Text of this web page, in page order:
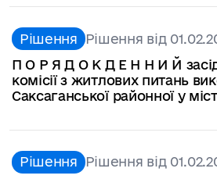
Рішення Рішення від
П О Р Я Д О К Д Е Н Н И Й
комісії з житлових питань
Саксаганської районної у
Рішення Рішення від